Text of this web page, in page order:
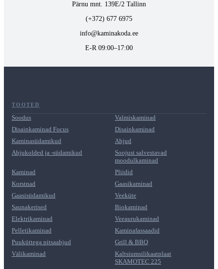
Pärnu mnt. 139E/2 Tallinn
(+372) 677 6975
info@kaminakoda.ee
E-R 09:00–17:00
TOOTED
Soodus
Valmiskaminad
Disainkaminad Focus
Disainkaminad
Kaminasüdamikud
Ahjud
Ahjukolded ja -südamikud
Soojust salvestavad
moodulkaminad
Kaminad
Pliidid
Korstnad
Gaasikaminad
Gaasisüdamikud
Veeküte
Saunakerised
Biokaminad
Elektrikaminad
Veeaurukaminad
Pelletikaminad
Kaminafassaadid
Puuküttega pitsaahjud
Grill & BBQ
Välikaminad
Kaltsiumsilikaatplaat
SKAMOTEC 225